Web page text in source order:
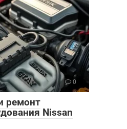
0
ремонт
Nissan